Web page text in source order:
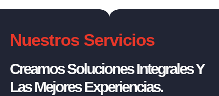
Nuestros Servicios
Creamos Soluciones Integrales Y
Las Mejores Experiencias.